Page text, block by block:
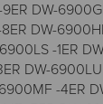
DW-
DW-
-1ER
DW-
-4ER